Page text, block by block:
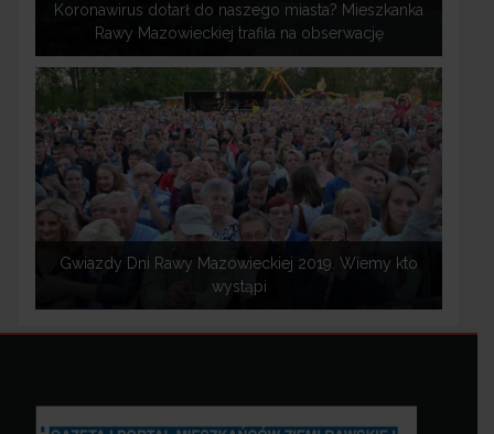
Koronawirus dotarł do naszego miasta? Mieszkanka
Rawy Mazowieckiej trafiła na obserwację
Gwiazdy Dni Rawy Mazowieckiej 2019. Wiemy kto
wystąpi